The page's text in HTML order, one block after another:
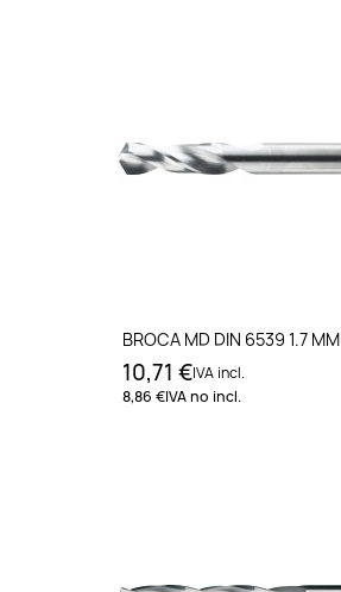
BROCA MD DIN 6539 1.7 MM
10,71 €IVA incl.
8,86 €IVA no incl.